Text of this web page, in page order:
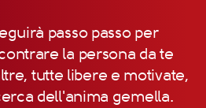
passo passo per
la persona da te
tutte libere e motivate,
dell'anima gemella.